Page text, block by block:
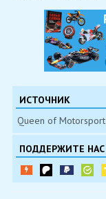
ИСТОЧНИК
Queen of Motorsport
ПОДДЕРЖИТЕ НАС